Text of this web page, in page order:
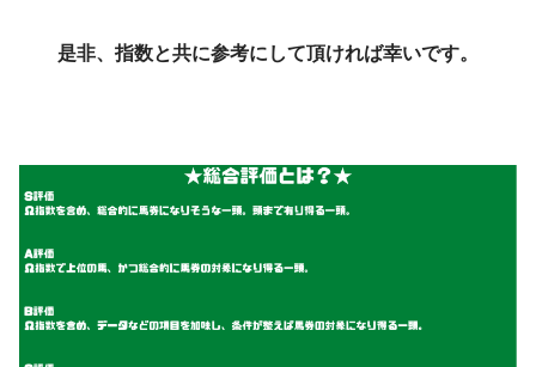
是非、指数と共に参考にして頂ければ幸いです。